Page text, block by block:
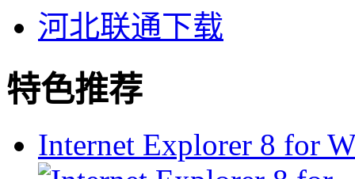
河北联通下载
特色推荐
Internet Explorer 8 for